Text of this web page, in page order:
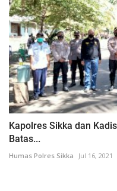
Kapolres Sikka dan
Batas...
Humas Polres Sikka Jul 16, 2021